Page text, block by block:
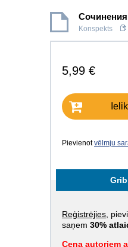
Сочинения
Konspekts
5,99 €
Pievienotvēlmju
Reģistrējies ,
saņem 30%
Cena autoriem